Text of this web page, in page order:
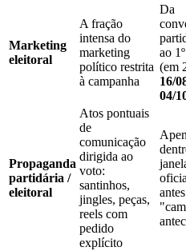
Marketing
eleitoral
A fração
intensa do
marketing
político restrita
à campanha
Da
ao
(em
16/
04/
Propaganda
partidária /
eleitoral
Atos pontuais
de
comunicação
dirigida ao
voto:
santinhos,
jingles, peças,
reels com
pedido
explícito